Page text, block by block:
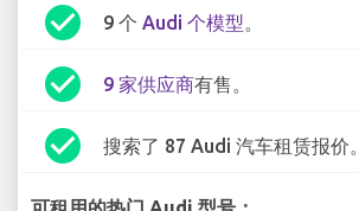
check_circle 9 个 Audi 个模型。
check_circle 9 家供应商有售。
check_circle 搜索了 87 Audi 汽车租赁报价。